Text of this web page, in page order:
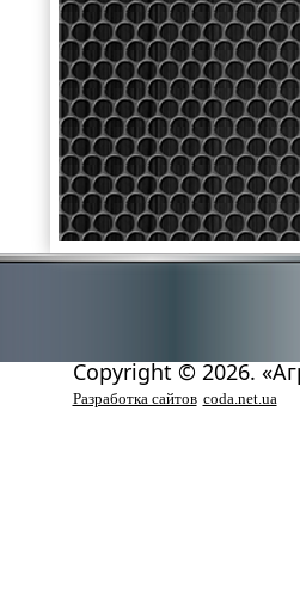
Copyright © 2026.
Разработка сайтов coda.net.ua